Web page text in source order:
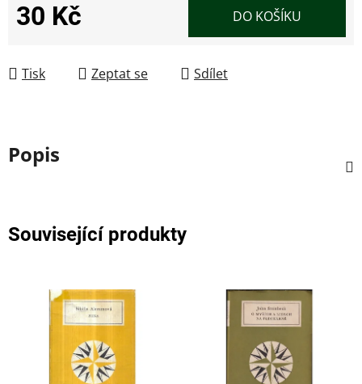
30 Kč DO KOŠÍKU
Tisk Zeptat se Sdílet
Popis
Související produkty